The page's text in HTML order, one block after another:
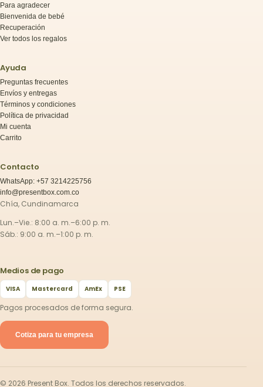
Para agradecer
Bienvenida de bebé
Recuperación
Ver todos los regalos
Ayuda
Preguntas frecuentes
Envíos y entregas
Términos y condiciones
Política de privacidad
Mi cuenta
Carrito
Contacto
WhatsApp: +57 3214225756
info@presentbox.com.co
Chía, Cundinamarca
Lun.–Vie.: 8:00 a. m.–6:00 p. m.
Sáb.: 9:00 a. m.–1:00 p. m.
Medios de pago
VISA Mastercard AmEx PSE
Pagos procesados de forma segura.
Cotiza para tu empresa
© 2026 Present Box. Todos los derechos reservados.